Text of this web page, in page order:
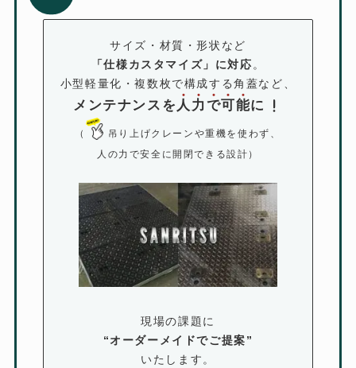
サイズ・材質・形状など
「仕様カスタマイズ」に対応 。
小型軽量化・複数枚で構成する角蓋など、
メンテナンスを 人 力 で可能に
（
吊り上げクレーンや重機を使わず、
人の力で安全に開閉できる設計）
現場の課題に
“オーダーメイドでご提案 ”
いたします。